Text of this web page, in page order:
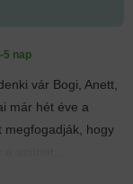
vár Bogi, Anett,
már hét éve a
megfogadják, hogy
szünet...
5 nap